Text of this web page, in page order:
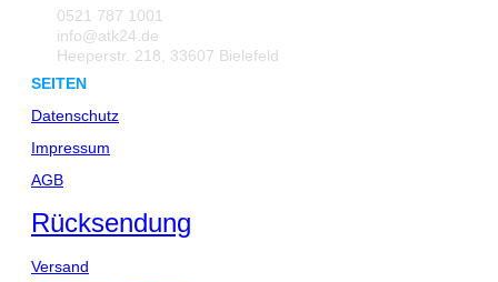
0521 787 1001
info@atk24.de
Heeperstr. 218, 33607 Bielefeld
SEITEN
Datenschutz
Impressum
AGB
Rücksendung
Versand